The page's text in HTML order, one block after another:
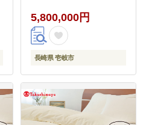
羽毛布団 アイダー
[JFJ048] 580万
6000000 6000000円
600万円
5,800,000円
長崎県 壱岐市